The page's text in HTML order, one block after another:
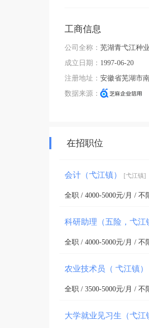
工商信息
公司全称： 芜湖青弋江种
成立日期： 1997-06-20
注册地址： 安徽省芜湖市
数据来源：
在招职位
会计（弋江镇） [弋江镇]
全职 / 4000-5000元/月 / 不
科研助理（五险，弋江
全职 / 4000-5000元/月 / 不
农业技术员（ 弋江镇）
全职 / 3500-5000元/月 / 不
大学就业见习生（弋江